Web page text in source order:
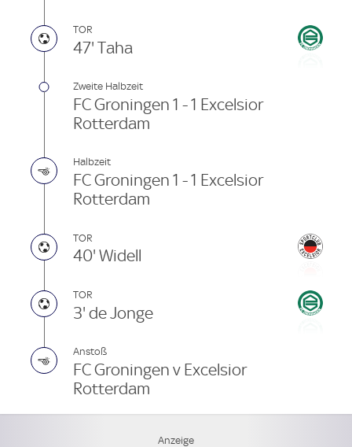
TOR
47' Taha
Zweite Halbzeit
FC Groningen 1 - 1 Excelsior
Rotterdam
Halbzeit
FC Groningen 1 - 1 Excelsior
Rotterdam
TOR
40' Widell
TOR
3' de Jonge
Anstoß
FC Groningen v Excelsior
Rotterdam